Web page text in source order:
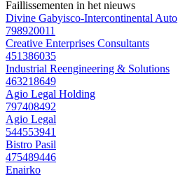
Faillissementen in het nieuws
Divine Gabyisco-Intercontinental Auto
798920011
Creative Enterprises Consultants
451386035
Industrial Reengineering & Solutions
463218649
Agio Legal Holding
797408492
Agio Legal
544553941
Bistro Pasil
475489446
Enairko